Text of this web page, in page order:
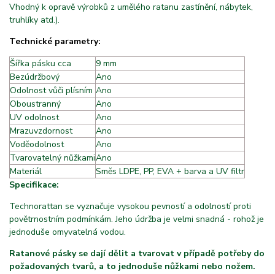
Vhodný k opravě výrobků z umělého ratanu zastínění, nábytek,
truhlíky atd.).
Technické parametry:
Šířka pásku cca
9 mm
Bezúdržbový
Ano
Odolnost vůči plísním Ano
Oboustranný
Ano
UV odolnost
Ano
Mrazuvzdornost
Ano
Voděodolnost
Ano
Tvarovatelný nůžkamiAno
Materiál
Směs LDPE, PP, EVA + barva a UV filtr
Specifikace:
Technorattan se vyznačuje vysokou pevností a odolností proti
povětrnostním podmínkám. Jeho údržba je velmi snadná - rohož je
jednoduše omyvatelná vodou.
Ratanové pásky se dají dělit a tvarovat v případě potřeby do
požadovaných tvarů, a to jednoduše nůžkami nebo nožem.